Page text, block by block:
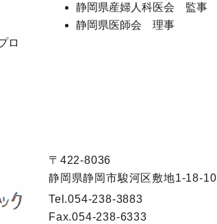
ロ
静岡県産婦人科医会 監事
静岡県医師会 理事
〒422-8036
静岡県静岡市駿河区敷地1-18-10
Tel.054-238-3883
Fax.054-238-6333